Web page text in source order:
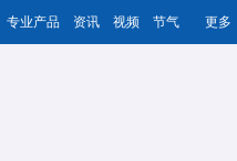
专业产品 资讯 视频 节气 更多